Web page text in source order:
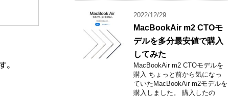
。
2022/12/29
MacBookAir m2 CTOモ
デルを多分最安値で購入
してみた
MacBookAir m2 CTOモデルを
購入 ちょっと前から気になっ
ていたMacBookAir m2モデルを
購入しました。 購入したの